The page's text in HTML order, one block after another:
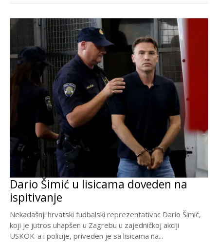
Dario Šimić u lisicama doveden na
ispitivanje
Nekadašnji hrvatski fudbalski reprezentativac Dario Šimić,
koji je jutros uhapšen u Zagrebu u zajedničkoj akciji
USKOK-a i policije, priveden je sa lisicama na...